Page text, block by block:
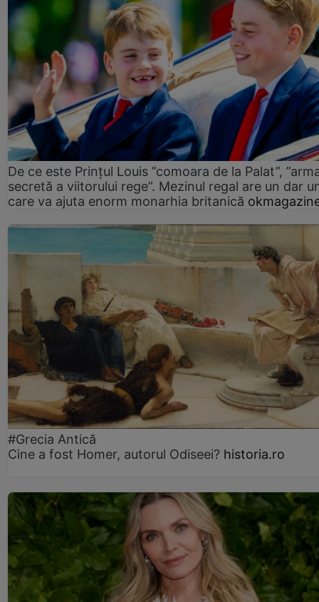
De ce este Prințul Louis ”comoara de la Palat”,
secretă a viitorului rege”. Mezinul regal are un dar
care va ajuta enorm monarhia britanică
#Grecia Antică
Cine a fost Homer, autorul Odiseei? historia.ro